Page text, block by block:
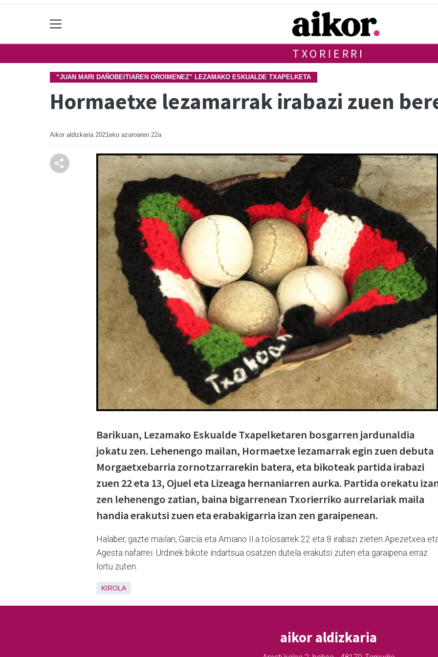
TXORIERRI
“JUAN MARI DAÑOBEITIAREN OROIMENEZ” LEZAMAKO ESKUALDE TXAPELKETA
Hormaetxe lezamarrak irabazi zuen
Aikor aldizkaria 2021eko azaroaren 22a
Barikuan, Lezamako Eskualde Txapelketaren bosgarren jardunaldia
jokatu zen. Lehenengo mailan, Hormaetxe lezamarrak egin zuen debuta
Morgaetxebarria zornotzarrarekin batera, eta bikoteak partida irabazi
zuen 22 eta 13, Ojuel eta Lizeaga hernaniarren aurka. Partida orekatu
zen lehenengo zatian, baina bigarrenean Txorierriko aurrelariak maila
handia erakutsi zuen eta erabakigarria izan zen garaipenean.
Halaber, gazte mailan, García eta Amiano II.a tolosarrek 22 eta 8 irabazi zieten Apezetxea
Agesta nafarrei. Urdinek bikote indartsua osatzen dutela erakutsi zuten eta garaipena erraz
lortu zuten.
KIROLA
aikor aldizkaria